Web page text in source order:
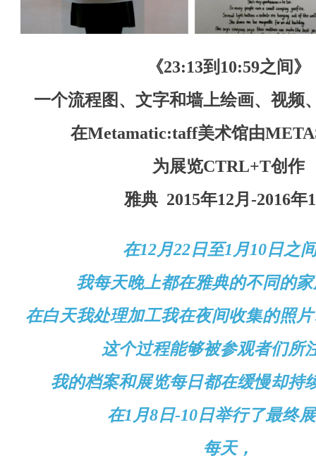
《23:13到 10:59之间》
一个流程图、文字和墙上绘画、视频
在Metamatic:taff美术馆由
为展览CTRL+T创作
雅典 2015年12月 -2016年1
在12月22日至1月10日之
我每天晚上都在雅典的不同的
在白天我处理加工我在夜间收集的照
这个过程能够被参观者们所
我的档案和展览每日都在缓慢却持
在1月8日-10日举行了最终
每天，